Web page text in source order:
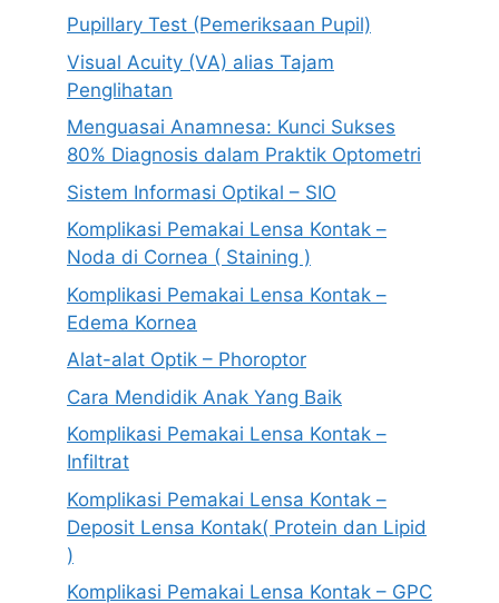
Pupillary Test (Pemeriksaan Pupil)
Visual Acuity (VA) alias Tajam
Penglihatan
Menguasai Anamnesa: Kunci Sukses
80% Diagnosis dalam Praktik Optometri
Sistem Informasi Optikal – SIO
Komplikasi Pemakai Lensa Kontak –
Noda di Cornea ( Staining )
Komplikasi Pemakai Lensa Kontak –
Edema Kornea
Alat-alat Optik – Phoroptor
Cara Mendidik Anak Yang Baik
Komplikasi Pemakai Lensa Kontak –
Infiltrat
Komplikasi Pemakai Lensa Kontak –
Deposit Lensa Kontak( Protein dan Lipid
)
Komplikasi Pemakai Lensa Kontak – GPC